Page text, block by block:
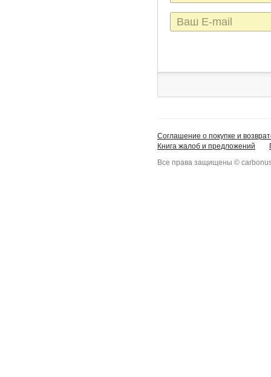
E-
mail
Соглашение о покупке и
Книга жалоб и предложений
Все права защищены ©